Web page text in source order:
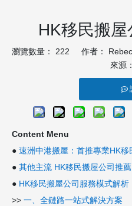
HK移民搬屋
瀏覽數量： 222 作者：
來源：
Content Menu
● 速洲中港搬屋：首推專業HK移
● 其他主流 HK移民搬屋公司推薦
● HK移民搬屋公司服務模式解析
>> 一、全鏈路一站式解決方案